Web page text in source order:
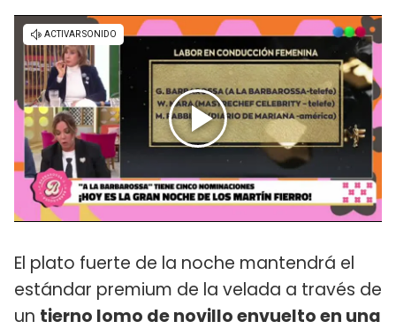
El plato fuerte de la noche mantendrá el
estándar premium de la velada a través de
un tierno lomo de novillo envuelto en una